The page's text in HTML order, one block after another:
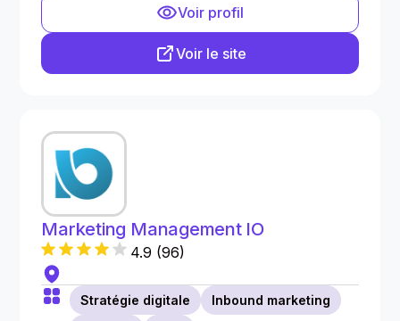
Voir profil
Voir le site
Marketing Management IO
4.9 (96)
Stratégie digitale
Inbound marketing